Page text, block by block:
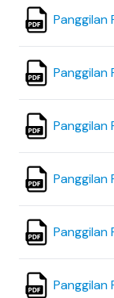
Panggilan
Panggilan
Panggilan
Panggilan
Panggilan
Panggilan